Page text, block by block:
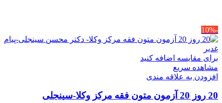
-10%
برای مقایسه اضافه کنید
مشاهده سریع
افزودن به علاقه مندی
20 روز 20 آزمون متون فقه مرکز وکلا-سینجلی